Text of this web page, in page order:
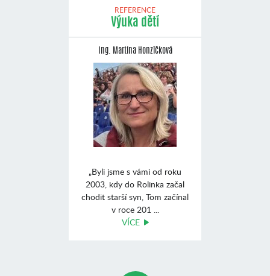
REFERENCE
Výuka dětí
Ing. Martina Honzíčková
„Byli jsme s vámi od roku
2003, kdy do Rolinka začal
chodit starší syn, Tom začínal
v roce 201 ...
VÍCE